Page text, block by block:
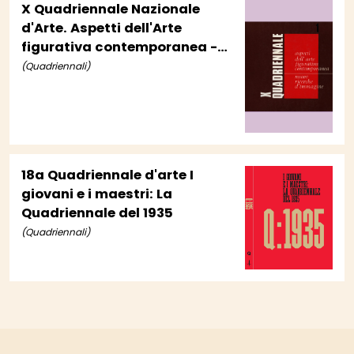
X Quadriennale Nazionale
d'Arte. Aspetti dell'Arte
figurativa contemporanea -
Nuove ricerche d'immagine
(Quadriennali)
18a Quadriennale d'arte I
giovani e i maestri: La
Quadriennale del 1935
(Quadriennali)